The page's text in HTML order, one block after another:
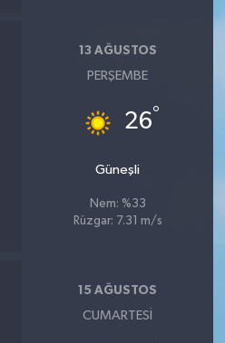
13 AĞUSTOS
PERŞEMBE
26°
Güneşli
Nem: %33
Rüzgar: 7.31 m/s
15 AĞUSTOS
CUMARTESI